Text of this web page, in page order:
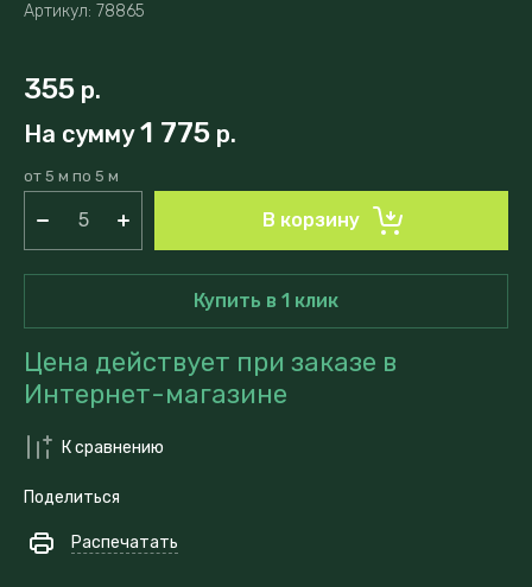
Артикул: 78865
355 р.
На сумму 1 775 р.
от 5 м по 5 м
В корзину
Купить в 1 клик
Цена действует при заказе в
Интернет-магазине
К сравнению
Поделиться
Распечатать